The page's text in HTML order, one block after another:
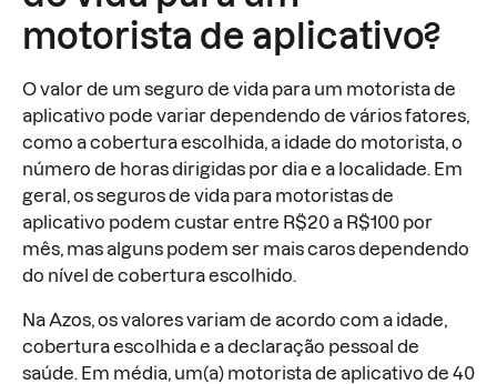
motorista de aplicativo?
O valor de um seguro de vida para um motorista de
aplicativo pode variar dependendo de vários fatores,
como a cobertura escolhida, a idade do motorista, o
número de horas dirigidas por dia e a localidade. Em
geral, os seguros de vida para motoristas de
aplicativo podem custar entre R$20 a R$100 por
mês, mas alguns podem ser mais caros dependendo
do nível de cobertura escolhido.
Na Azos, os valores variam de acordo com a idade,
cobertura escolhida e a declaração pessoal de
saúde. Em média, um(a) motorista de aplicativo de 40